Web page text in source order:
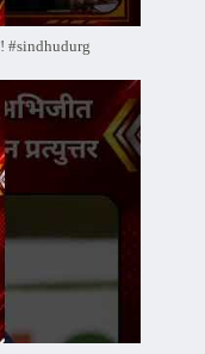
#sindhudurg